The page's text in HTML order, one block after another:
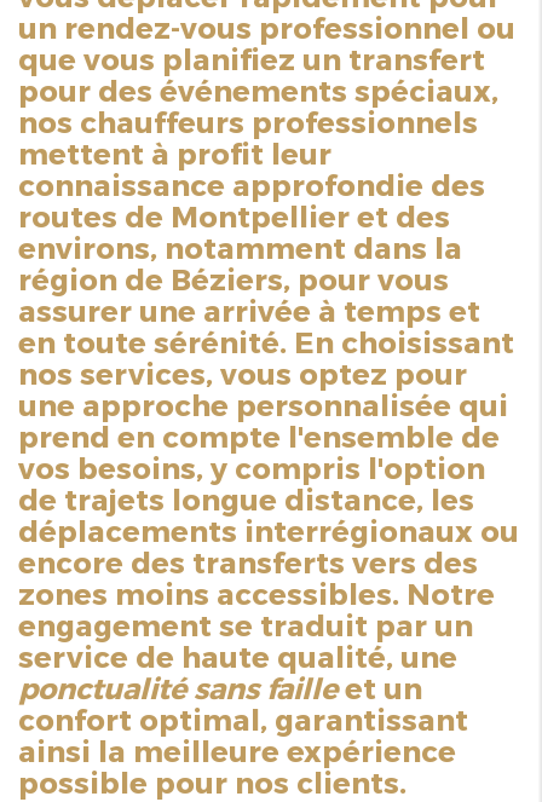
un rendez-vous professionnel ou
que vous planifiez un transfert
pour des événements spéciaux,
nos chauffeurs professionnels
mettent à profit leur
connaissance approfondie des
routes de Montpellier et des
environs, notamment dans la
région de Béziers, pour vous
assurer une arrivée à temps et
en toute sérénité. En choisissant
nos services, vous optez pour
une approche personnalisée qui
prend en compte l'ensemble de
vos besoins, y compris l'option
de trajets longue distance, les
déplacements interrégionaux ou
encore des transferts vers des
zones moins accessibles. Notre
engagement se traduit par un
service de haute qualité, une
ponctualité sans failleet un
confort optimal, garantissant
ainsi la meilleure expérience
possible pour nos clients.